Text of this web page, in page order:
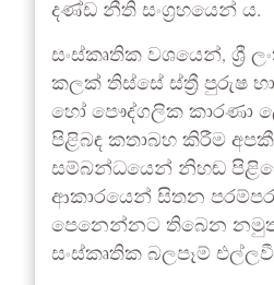
දණ්ඩ නීති සංග්‍රහයෙන් ය.
සංස්කෘතික වශයෙන්, ශ්‍රී
කලක් තිස්සේ ස්ත්‍රී පුරුෂ
හෝ පෞද්ගලික කාරණා
පිළිබඳ කතාබහ කිරීම
සම්බන්ධයෙන් නිහඬ
ආකාරයෙන් සිතන
පෙනෙන්නට තිබෙන
සංස්කෘතික බලපෑම්